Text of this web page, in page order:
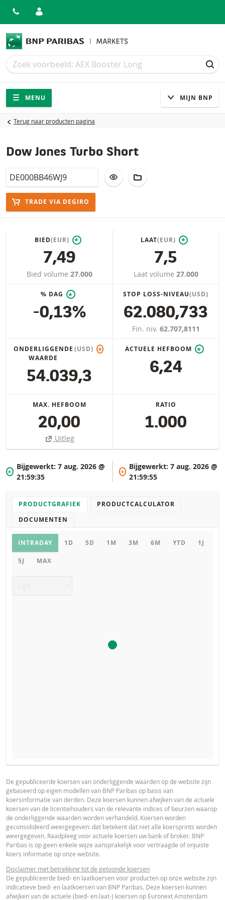
Zoek
Zoek
Navigatie
Site navigatie
MENU MIJN BNP
Terug naar producten pagina
Dow Jones Turbo Short
Isin VOEG TOE AAN WATCHLIST
TRADE VIA DEGIRO
BIED(EUR) *
7,49
Bied volume 27.000
LAAT(EUR) *
7,5
Laat volume 27.000
% DAG *
-0,13%
STOP LOSS-NIVEAU(USD)
62.080,733
Fin. niv. 62.707,8111
ONDERLIGGENDE
WAARDE
(USD) *
54.039,3
ACTUELE HEFBOOM *
6,24
MAX. HEFBOOM
20,00
Uitleg
RATIO
1.000
*
Bijgewerkt: 7 aug. 2026 @
21:59:35
*
Bijgewerkt:7 aug. 2026 @
21:59:55
PRODUCTGRAFIEK
PRODUCTCALCULATOR
DOCUMENTEN
Productgrafiek
INTRADAY 1D 5D 1M 3M 6M YTD 1J
5J MAX
VERWACHTE KOERS VAN DE ONDERLIGGENDE WAARDE
AANTAL PRODUCTEN
PERIODE
PROSPECTUS
Prospectus (NL) URL
FINAL TERMS
Final Terms
PRODUCT PROJECTIONS
Some helper text for the product price projections, financial
advised
UNDERLYING PRICE PRICE PROJECTION
De gepubliceerde koersen van onderliggende waarden op de website zijn
gebaseerd op eigen modellen van BNP Paribas op basis van
koersinformatie van derden. Deze koersen kunnen afwijken van de actuele
koersen van de licentiehouders van de relevante indices of beurzen waarop
de onderliggende waarden worden verhandeld. Koersen worden
geconsolideerd weergegeven: dat betekent dat niet alle koersprints worden
weergegeven. Raadpleeg voor actuele koersen uw bank of broker. BNP
Paribas is op geen enkele wijze aansprakelijk voor vertraagde of onjuiste
koers informatie op onze website.
Disclaimer met betrekking tot de getoonde koersen
De gepubliceerde bied- en laatkoersen voor producten op onze website zijn
indicatieve bied- en laatkoersen van BNP Paribas. Deze koersen kunnen
afwijken van de actuele (bied- en laat-) koersen op Euronext Amsterdam